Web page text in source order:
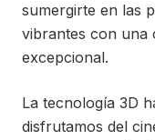
sumergirte en las
vibrantes con una
excepcional.
La tecnología 3D
disfrutamos del